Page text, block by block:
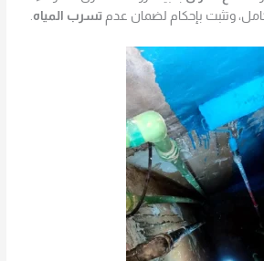
وتثبت بإحكام لضمان عدمتسرب المياه